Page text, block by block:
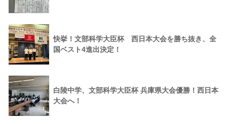
快挙！文部科学大臣杯 西日本大会を勝ち抜き、全
国ベスト4進出決定！
白陵中学、文部科学大臣杯 兵庫県大会優勝！西日本
大会へ！